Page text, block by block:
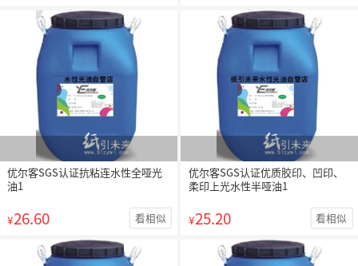
优尔客SGS认证抗粘连水性全哑光
油1
¥26.60 看相似
优尔客SGS认证优质胶印、凹印、
柔印上光水性半哑油1
¥25.20 看相似